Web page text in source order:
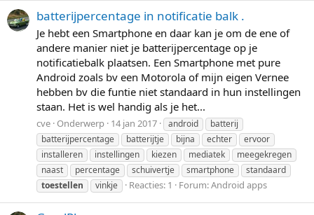
batterijpercentage in notificatie balk .
Je hebt een Smartphone en daar kan je om de ene of
andere manier niet je batterijpercentage op je
notificatiebalk plaatsen. Een Smartphone met pure
Android zoals bv een Motorola of mijn eigen Vernee
hebben bv die funtie niet standaard in hun instellingen
staan. Het is wel handig als je het...
cve Onderwerp 14 jan 2017 android
batterij
batterijpercentage
batterijtje bijna echter
ervoor
installeren
instellingen kiezen mediatek
meegekregen
naast
percentage schuivertje smartphone
standaard
toestellen
vinkje Reacties: 1 Forum:Android apps